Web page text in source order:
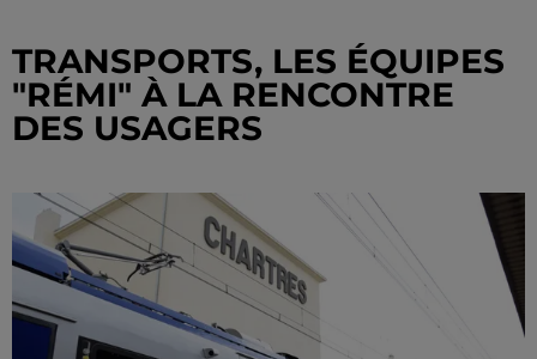
TRANSPORTS, LES ÉQUIPES
"RÉMI" À LA RENCONTRE
DES USAGERS